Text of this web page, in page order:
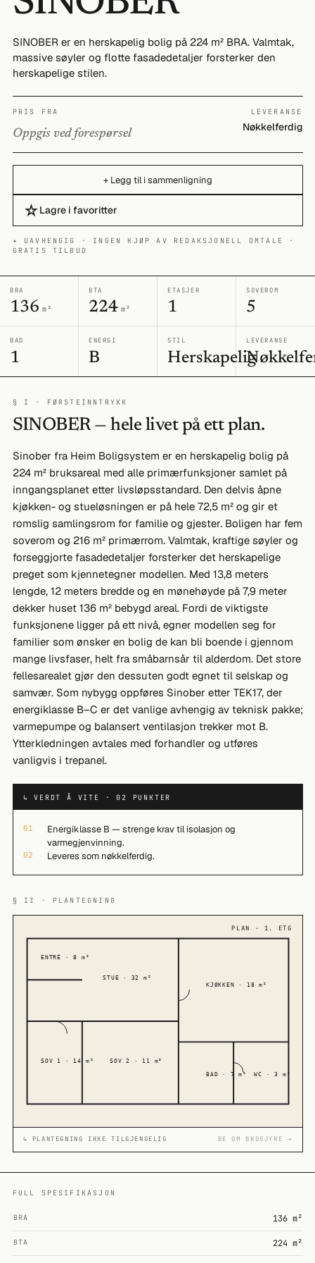
SINOBER er en herskapelig bolig på 224 m² BRA. Valmtak,
massive søyler og flotte fasadedetaljer forsterker den
herskapelige stilen.
PRIS FRA
Oppgis ved forespørsel
LEVERANSE
Nøkkelferdig
+ Legg til i sammenligning
☆Lagre i favoritter
✦ UAVHENGIG · INGEN KJØP AV REDAKSJONELL OMTALE ·
GRATIS TILBUD
BRA
136 m²
BTA
224 m²
ETASJER
1
SOVEROM
5
BAD
1
ENERGI
B
STIL
Herskapelig
LEVERANSE
§ I · FØRSTEINNTRYKK
SINOBER — hele livet på ett plan.
Sinober fra Heim Boligsystem er en herskapelig bolig på
224 m² bruksareal med alle primærfunksjoner samlet på
inngangsplanet etter livsløpsstandard. Den delvis åpne
kjøkken- og stueløsningen er på hele 72,5 m² og gir et
romslig samlingsrom for familie og gjester. Boligen har fem
soverom og 216 m² primærrom. Valmtak, kraftige søyler og
forseggjorte fasadedetaljer forsterker det herskapelige
preget som kjennetegner modellen. Med 13,8 meters
lengde, 12 meters bredde og en mønehøyde på 7,9 meter
dekker huset 136 m² bebygd areal. Fordi de viktigste
funksjonene ligger på ett nivå, egner modellen seg for
familier som ønsker en bolig de kan bli boende i gjennom
mange livsfaser, helt fra småbarnsår til alderdom. Det store
fellesarealet gjør den dessuten godt egnet til selskap og
samvær. Som nybygg oppføres Sinober etter TEK17, der
energiklasse B–C er det vanlige avhengig av teknisk pakke;
varmepumpe og balansert ventilasjon trekker mot B.
Ytterkledningen avtales med forhandler og utføres
vanligvis i trepanel.
↳ VERDT Å VITE · 02 PUNKTER
01
Energiklasse B — strenge krav til isolasjon og
varmegjenvinning.
02 Leveres som nøkkelferdig.
§ II · PLANTEGNING
STUE · 32 m²
KJØKKEN · 18 m²
BAD · 7 m² WC · 3 m²
SOV 1 · 14 m² SOV 2 · 11 m²
ENTRÉ · 8 m²
PLAN · 1. ETG
↳ PLANTEGNING IKKE TILGJENGELIG BE OM BROSJYRE →
FULL SPESIFIKASJON
BRA 136 m²
BTA 224 m²